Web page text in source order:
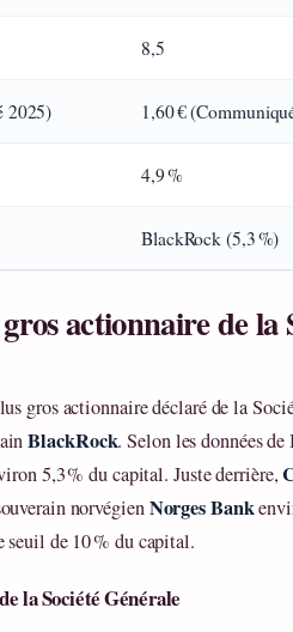
8,5
2025) 1,60 €
4,9 %
BlackRock (5,3 %)
actionnaire de la
gros actionnaire déclaré de la
BlackRock. Selon les données
5,3 % du capital. Juste derrière,
norvégienNorges Bank
seuil de 10 % du capital.
la Société Générale